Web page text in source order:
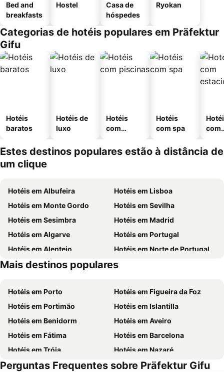
Bed and
breakfasts
Hostel
Casa de
hóspedes
Ryokan
Categorias de hotéis populares em Präfektur
Gifu
Hotéis
baratos
Hotéis de
luxo
Hotéis
com
Hotéis
com spa
com
Estes destinos populares estão à distância de
um clique
Hotéis em Albufeira
Hotéis em Lisboa
Hotéis em Monte Gordo
Hotéis em Sevilha
Hotéis em Sesimbra
Hotéis em Madrid
Hotéis em Algarve
Hotéis em Portugal
Hotéis em Alentejo
Hotéis em Norte de Portugal
Hotéis em Madeira
Hotéis em Espanha
Mais destinos populares
Hotéis em Porto
Hotéis em Figueira da Foz
Hotéis em Portimão
Hotéis em Islantilla
Hotéis em Benidorm
Hotéis em Aveiro
Hotéis em Fátima
Hotéis em Barcelona
Hotéis em Tróia
Hotéis em Nazaré
Hotéis em Évora
Hotéis em Peniche
Perguntas Frequentes sobre Präfektur Gifu